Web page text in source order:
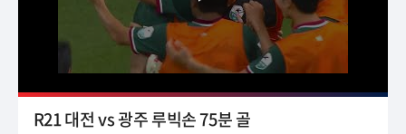
R21 대전 vs 광주 루빅손 75분 골